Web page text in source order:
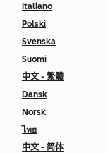
Italiano
Polski
Svenska
Suomi
中文 - 繁體
Dansk
Norsk
ไทย
中文 - 简体